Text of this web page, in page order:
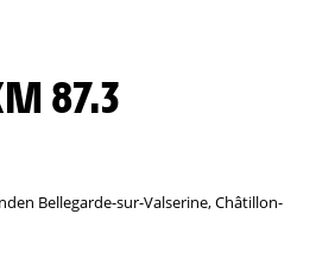
87.3
Bellegarde-sur-Valserine, Châtillon-